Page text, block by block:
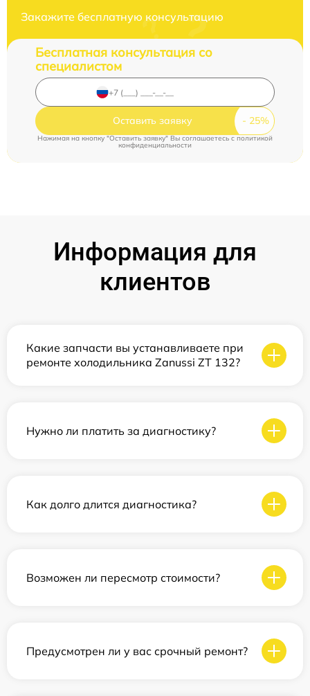
Закажите бесплатную консультацию
Бесплатная консультация со
специалистом
Оставить заявку
Нажимая на кнопку "Оставить заявку" Вы соглашаетесь cполитикой
конфиденциальности
Информация для
клиентов
Какие запчасти вы устанавливаете при
ремонте холодильника Zanussi ZT 132?
Нужно ли платить за диагностику?
Как долго длится диагностика?
Возможен ли пересмотр стоимости?
Предусмотрен ли у вас срочный ремонт?